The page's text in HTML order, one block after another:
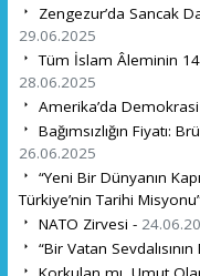
Zengezur’da Sancak
29.06.2025
Tüm İslam Âleminin
28.06.2025
Amerika’da
Bağımsızlığın Fiyatı:
26.06.2025
“Yeni Bir Dünyanın
Türkiye’nin Tarihi
NATO Zirvesi -
“Bir Vatan